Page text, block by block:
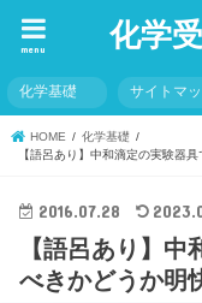
化学
menu
化学基礎 サイトマ
HOME
化学基礎
【語呂あり】中和滴定の実験器
2016.07.28
【語呂あり】
べきかどうか明